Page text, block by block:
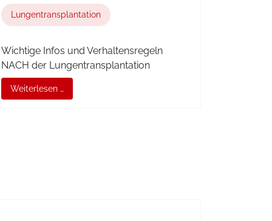
Lungentransplantation
Wichtige Infos und Verhaltensregeln
NACH der Lungentransplantation
Weiterlesen …